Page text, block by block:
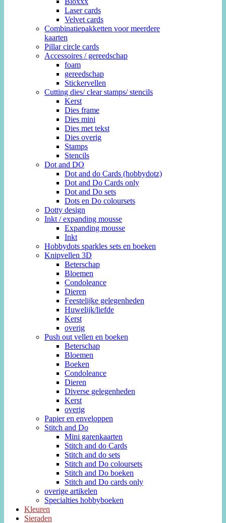
Laser cards
Velvet cards
Combinatiepakketten voor meerdere
kaarten
Pillar circle cards
Accessoires / gereedschap
foam
gereedschap
Stickervellen
Cutting dies/ clear stamps/ stencils
Kerst
Dies frame
Dies mini
Dies met tekst
Dies overig
Stamps
Stencils
Dot and DO
Dot and do Cards (hobbydotz)
Dot and Do Cards only
Dot and Do sets
Dots en Do coloursets
Dotty design
Inkt / expanding mousse
Expanding mousse
Inkt
Hobbydots sparkles sets en boeken
Knipvellen 3D
Beterschap
Bloemen
Condoleance
Dieren
Feestelijke gelegenheden
Huwelijk/liefde
Kerst
overig
Push out vellen en boeken
Beterschap
Bloemen
Boeken
Condoleance
Dieren
Diverse gelegenheden
Kerst
overig
Papier en enveloppen
Stitch and Do
Mini garenkaarten
Stitch and do Cards
Stitch and do sets
Stitch and Do coloursets
Stitch and Do boeken
Stitch and Do cards only
overige artikelen
Specialties hobbyboeken
Kleuren
Sieraden